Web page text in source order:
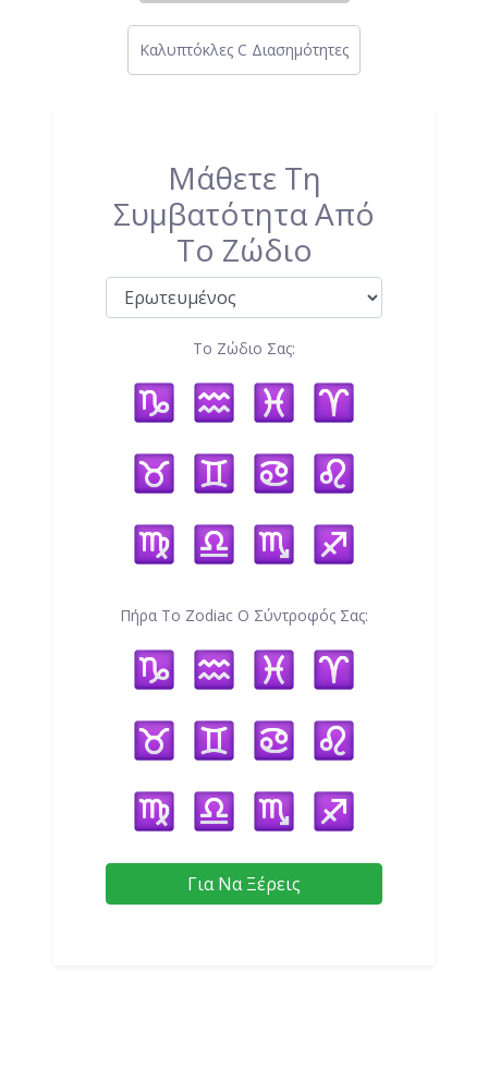
Καλυπτόκλες C Διασημότητες
Μάθετε Τη
Συμβατότητα Από
Το Ζώδιο
Το Ζώδιο Σας:
Πήρα Το Zodiac Ο Σύντροφός Σας:
Για Να Ξέρεις